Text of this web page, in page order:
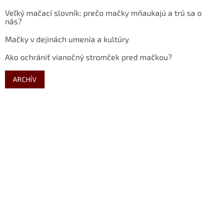
Veľký mačací slovník: prečo mačky mňaukajú a trú sa o
nás?
Mačky v dejinách umenia a kultúry
Ako ochrániť vianočný stromček pred mačkou?
ARCHÍV